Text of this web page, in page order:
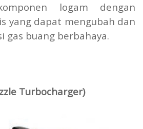
logam dengan
yang dapat mengubah dan
gas buang berbahaya.
Turbocharger)